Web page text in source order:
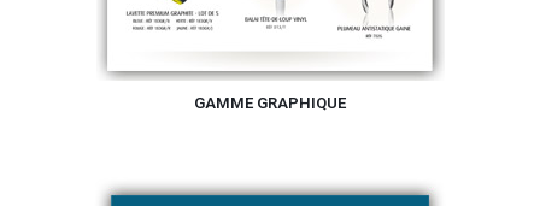
GAMME GRAPHIQUE